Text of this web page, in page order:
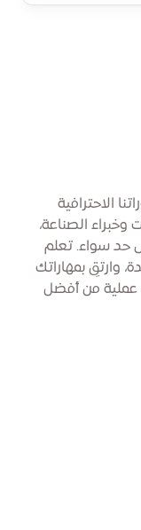
الاحترافية
الصناعة،
حد سواء. تعلم
وارتقِ بمهاراتك
عملية من أفضل